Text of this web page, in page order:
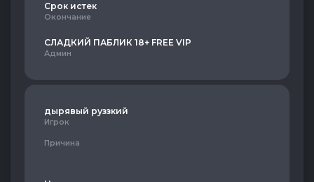
Срок истек
Окончание
СЛАДКИЙ ПАБЛИК 18+ FREE VIP
Админ
дырявый руззкий
Игрок
Причина